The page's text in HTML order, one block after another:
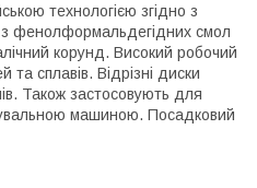
технологією згідно з
фенолформальдегідних смол
корунд. Високий робочий
та сплавів. Відрізні диски
Також застосовують для
машиною. Посадковий